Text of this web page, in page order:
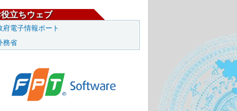
立ちウェブ
府電子情報ポート
務省